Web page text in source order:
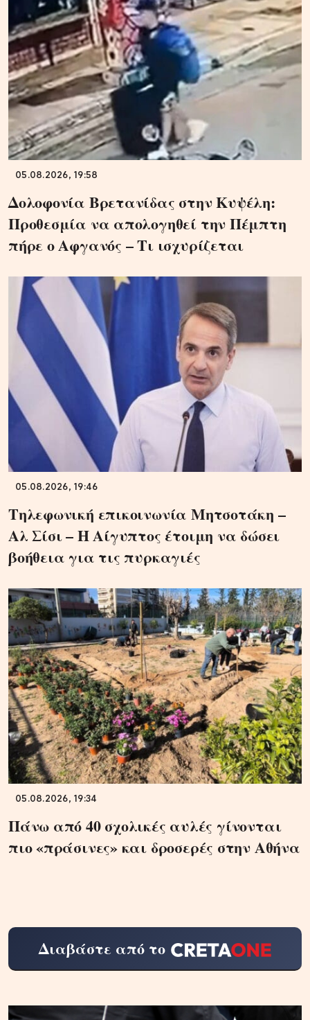
05.08.2026, 19:58
Δολοφονία Βρετανίδας στην Κυψέλη:
Προθεσμία να απολογηθεί την Πέμπτη
πήρε ο Αφγανός – Τι ισχυρίζεται
05.08.2026, 19:46
Τηλεφωνική επικοινωνία Μητσοτάκη –
Αλ Σίσι – Η Αίγυπτος έτοιμη να δώσει
βοήθεια για τις πυρκαγιές
05.08.2026, 19:34
Πάνω από 40 σχολικές αυλές γίνονται
πιο «πράσινες» και δροσερές στην Αθήνα
Διαβάστε από το